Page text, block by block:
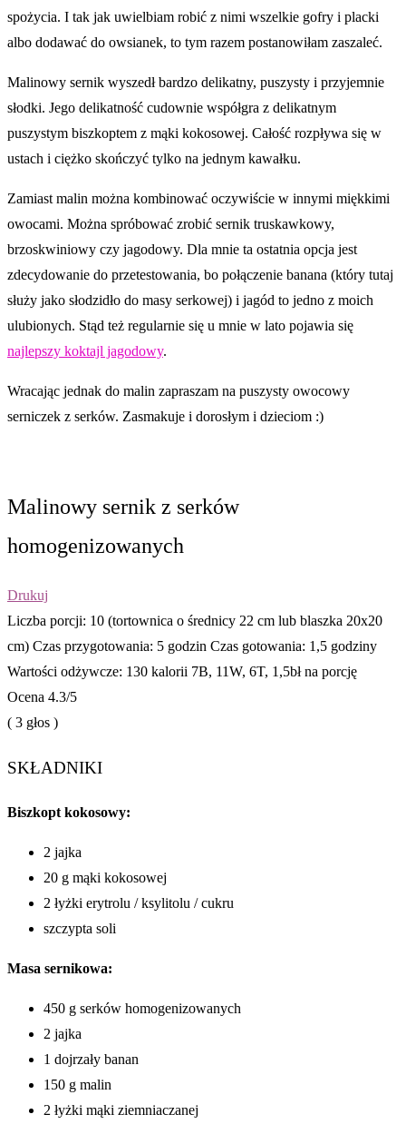
spożycia. I tak jak uwielbiam robić z nimi wszelkie gofry i placki
albo dodawać do owsianek, to tym razem postanowiłam zaszaleć.
Malinowy sernik wyszedł bardzo delikatny, puszysty i przyjemnie
słodki. Jego delikatność cudownie współgra z delikatnym
puszystym biszkoptem z mąki kokosowej. Całość rozpływa się w
ustach i ciężko skończyć tylko na jednym kawałku.
Zamiast malin można kombinować oczywiście w innymi miękkimi
owocami. Można spróbować zrobić sernik truskawkowy,
brzoskwiniowy czy jagodowy. Dla mnie ta ostatnia opcja jest
zdecydowanie do przetestowania, bo połączenie banana (który tutaj
służy jako słodzidło do masy serkowej) i jagód to jedno z moich
ulubionych. Stąd też regularnie się u mnie w lato pojawia się
najlepszy koktajl jagodowy.
Wracając jednak do malin zapraszam na puszysty owocowy
serniczek z serków. Zasmakuje i dorosłym i dzieciom :)
Malinowy sernik z serków
homogenizowanych
Drukuj
Liczba porcji: 10 (tortownica o średnicy 22 cm lub blaszka 20x20
cm) Czas przygotowania: 5 godzin Czas gotowania: 1,5 godziny
Wartości odżywcze: 130 kalorii 7B, 11W, 6T, 1,5bł na porcję
Ocena 4.3/5
( 3 głos )
SKŁADNIKI
Biszkopt kokosowy:
2 jajka
20 g mąki kokosowej
2 łyżki erytrolu / ksylitolu / cukru
szczypta soli
Masa sernikowa:
450 g serków homogenizowanych
2 jajka
1 dojrzały banan
150 g malin
2 łyżki mąki ziemniaczanej